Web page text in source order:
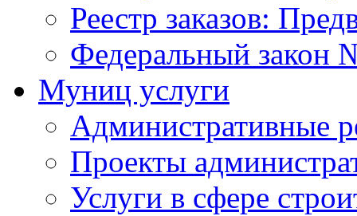
Реестр заказов:
Федеральный закон
Муниц услуги
Административные
Проекты
Услуги в сфере